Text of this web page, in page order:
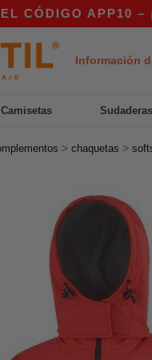
APP10 –
Información
Camisetas Sudaderas
> chaquetas >